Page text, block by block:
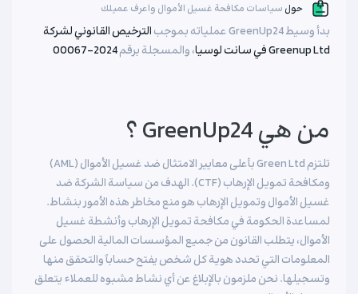
حول سياسات مكافحة غسيل الأموال واعرف عميلك
بدأ وسيط GreenUp24 عملياته بموجب
الترخيص القانوني لشركة
Greenup Ltd في سانت لوسيا
، والمسجلة برقم2024-00067
من هي GreenUp24 ؟
تلتزم Green Ltd بأعلى معايير الامتثال ضد غسيل الأموال (AML)
ومكافحة تمويل الإرهاب (CTF). الهدف من سياسة الشركة ضد
غسيل الأموال وتمويل الإرهاب هو منع مخاطر هذه الأمور بنشاط.
لمساعدة الحكومة في مكافحة تمويل الإرهاب وأنشطة غسيل
الأموال، يتطلب القانون من جميع المؤسسات المالية الحصول على
المعلومات التي تحدد هوية كل شخص يفتح حساباً والتحقق منها
وتسجيلها. نحن ملزمون بالإبلاغ عن أي نشاط مشبوه للعملاء يتعلق